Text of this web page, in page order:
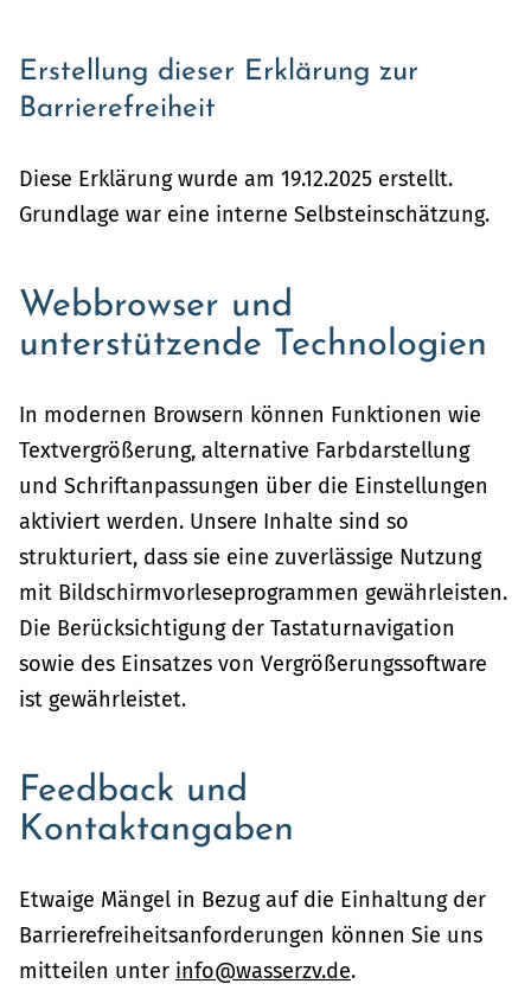
Erstellung dieser Erklärung zur
Barrierefreiheit
Diese Erklärung wurde am 19.12.2025 erstellt.
Grundlage war eine interne Selbsteinschätzung.
Webbrowser und
unterstützende Technologien
In modernen Browsern können Funktionen wie
Textvergrößerung, alternative Farbdarstellung
und Schriftanpassungen über die Einstellungen
aktiviert werden. Unsere Inhalte sind so
strukturiert, dass sie eine zuverlässige Nutzung
mit Bildschirmvorleseprogrammen gewährleisten.
Die Berücksichtigung der Tastaturnavigation
sowie des Einsatzes von Vergrößerungssoftware
ist gewährleistet.
Feedback und
Kontaktangaben
Etwaige Mängel in Bezug auf die Einhaltung der
Barrierefreiheitsanforderungen können Sie uns
mitteilen unter info@wasserzv.de.